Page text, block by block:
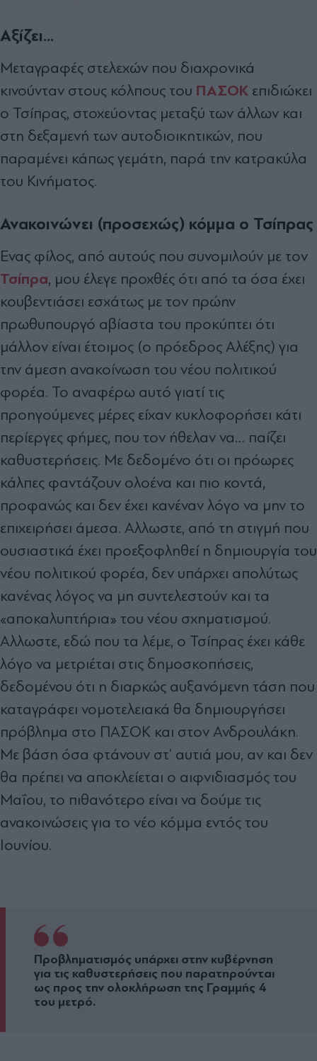
Αξίζει...
Μεταγραφές στελεχών που διαχρονικά
κινούνταν στους κόλπους του ΠΑΣΟΚ επιδιώκει
ο Τσίπρας, στοχεύοντας µεταξύ των άλλων και
στη δεξαµενή των αυτοδιοικητικών, που
παραµένει κάπως γεµάτη, παρά την κατρακύλα
του Κινήµατος.
Ανακοινώνει (προσεχώς) κόµµα ο Τσίπρας
Ενας φίλος, από αυτούς που συνοµιλούν µε τον
Τσίπρα, µου έλεγε προχθές ότι από τα όσα έχει
κουβεντιάσει εσχάτως µε τον πρώην
πρωθυπουργό αβίαστα του προκύπτει ότι
µάλλον είναι έτοιµος (ο πρόεδρος Αλέξης) για
την άµεση ανακοίνωση του νέου πολιτικού
φορέα. Το αναφέρω αυτό γιατί τις
προηγούµενες µέρες είχαν κυκλοφορήσει κάτι
περίεργες φήµες, που τον ήθελαν να… παίζει
καθυστερήσεις. Με δεδοµένο ότι οι πρόωρες
κάλπες φαντάζουν ολοένα και πιο κοντά,
προφανώς και δεν έχει κανέναν λόγο να µην το
επιχειρήσει άµεσα. Αλλωστε, από τη στιγµή που
ουσιαστικά έχει προεξοφληθεί η δηµιουργία του
νέου πολιτικού φορέα, δεν υπάρχει απολύτως
κανένας λόγος να µη συντελεστούν και τα
«αποκαλυπτήρια» του νέου σχηµατισµού.
Αλλωστε, εδώ που τα λέµε, ο Τσίπρας έχει κάθε
λόγο να µετριέται στις δηµοσκοπήσεις,
δεδοµένου ότι η διαρκώς αυξανόµενη τάση που
καταγράφει νοµοτελειακά θα δηµιουργήσει
πρόβληµα στο ΠΑΣΟΚ και στον Ανδρουλάκη.
Με βάση όσα φτάνουν στ’ αυτιά µου, αν και δεν
θα πρέπει να αποκλείεται ο αιφνιδιασµός του
Μαΐου, το πιθανότερο είναι να δούµε τις
ανακοινώσεις για το νέο κόµµα εντός του
Ιουνίου.
Προβληµατισµός υπάρχει στην κυβέρνηση
για τις καθυστερήσεις που παρατηρούνται
ως προς την ολοκλήρωση της Γραµµής 4
του µετρό.